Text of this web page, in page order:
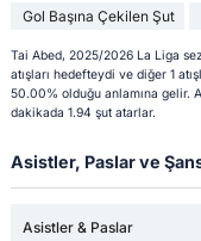
Gol Başına Çekilen Şut
Tai Abed, 2025/2026 La Liga
atışları hedefteydi ve diğer 1
50.00% olduğu anlamına gelir.
dakikada 1.94 şut atarlar.
Asistler, Paslar ve
Asistler & Paslar